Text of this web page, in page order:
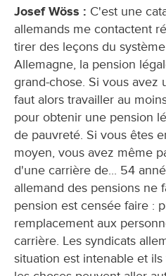
Josef Wöss : C'est une
allemands me contactent
tirer des leçons du
Allemagne, la pension
grand-chose. Si vous avez
faut alors travailler au
pour obtenir une pension
de pauvreté. Si vous êtes
moyen, vous avez même
d'une carrière de... 54
allemand des pensions ne
pension est censée faire :
remplacement aux
carrière. Les syndicats
situation est intenable et